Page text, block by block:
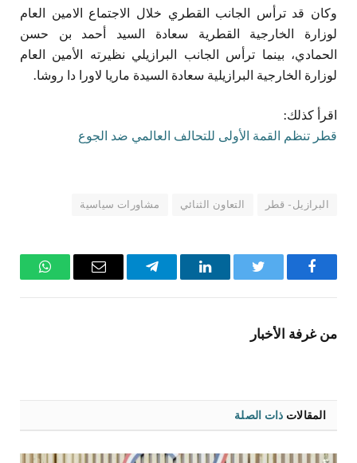
وكان قد ترأس الجانب القطري خلال الاجتماع الامين العام
لوزارة الخارجية القطرية سعادة السيد أحمد بن حسن
الحمادي، بينما ترأس الجانب البرازيلي نظيرته الأمين العام
لوزارة الخارجية البرازيلية سعادة السيدة ماريا لاورا دا روشا.
اقرأ كذلك:
قطر تنظم القمة الأولى للتحالف العالمي ضد الجوع
البرازيل - قطر التعاون الثنائي مشاورات سياسية
فيسبوك تويتر لينكدإن تيلقرام
البريد
واتساب
من غرفة الأخبار
المقالات ذات الصلة